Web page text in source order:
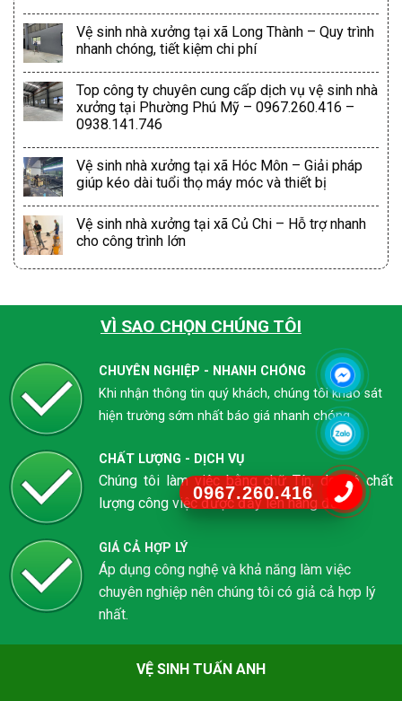
0967.260.416
Vệ sinh nhà xưởng tại xã Long Thành – Quy trình
nhanh chóng, tiết kiệm chi phí
Top công ty chuyên cung cấp dịch vụ vệ sinh nhà
xưởng tại Phường Phú Mỹ – 0967.260.416 –
0938.141.746
Vệ sinh nhà xưởng tại xã Hóc Môn – Giải pháp
giúp kéo dài tuổi thọ máy móc và thiết bị
Vệ sinh nhà xưởng tại xã Củ Chi – Hỗ trợ nhanh
cho công trình lớn
VÌ SAO CHỌN CHÚNG TÔI
CHUYÊN NGHIỆP - NHANH CHÓNG
Khi nhận thông tin quý khách, chúng tôi khảo sát
hiện trường sớm nhất báo giá nhanh chóng
CHẤT LƯỢNG - DỊCH VỤ
Chúng tôi làm việc bằng chữ Tín, do đó chất
lượng công việc được đẩy lên hàng đầu.
GIÁ CẢ HỢP LÝ
Áp dụng công nghệ và khả năng làm việc
chuyên nghiệp nên chúng tôi có giả cả hợp lý
nhất.
VỆ SINH TUẤN ANH